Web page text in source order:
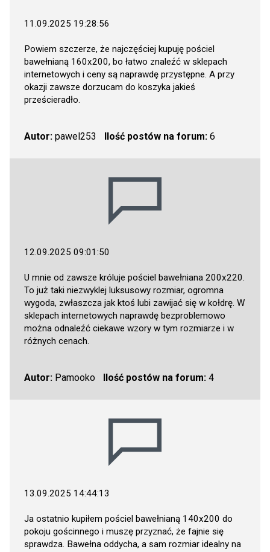
11.09.2025 19:28:56
Powiem szczerze, że najczęściej kupuję pościel
bawełnianą 160x200, bo łatwo znaleźć w sklepach
internetowych i ceny są naprawdę przystępne. A przy
okazji zawsze dorzucam do koszyka jakieś
prześcieradło.
Autor: pawel253 Ilość postów na forum:6
12.09.2025 09:01:50
U mnie od zawsze króluje pościel bawełniana 200x220.
To już taki niezwyklej luksusowy rozmiar, ogromna
wygoda, zwłaszcza jak ktoś lubi zawijać się w kołdrę. W
sklepach internetowych naprawdę bezproblemowo
można odnaleźć ciekawe wzory w tym rozmiarze i w
różnych cenach.
Autor: Pamooko Ilość postów na forum:4
13.09.2025 14:44:13
Ja ostatnio kupiłem pościel bawełnianą 140x200 do
pokoju gościnnego i muszę przyznać, że fajnie się
sprawdza. Bawełna oddycha, a sam rozmiar idealny na